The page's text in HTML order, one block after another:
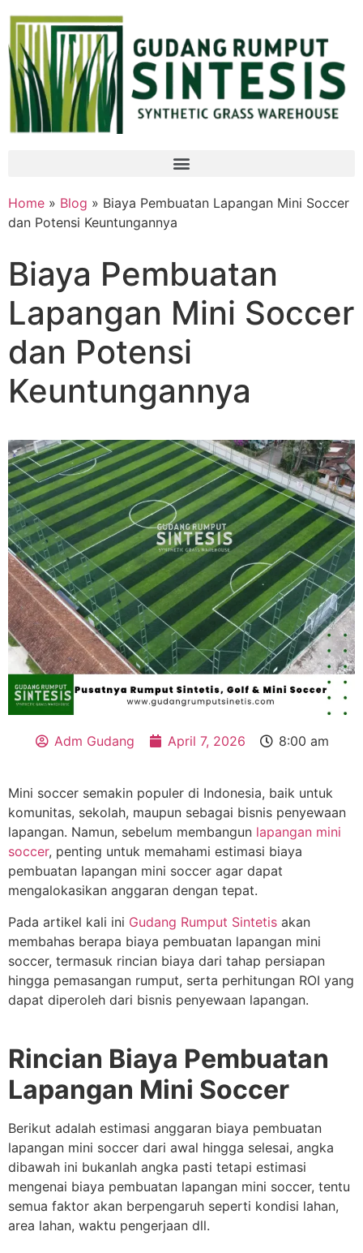
Home » Blog » Biaya Pembuatan Lapangan Mini Soccer
dan Potensi Keuntungannya
Biaya Pembuatan
Lapangan Mini Soccer
dan Potensi
Keuntungannya
Adm Gudang April 7, 2026 8:00 am
Mini soccer semakin populer di Indonesia, baik untuk
komunitas, sekolah, maupun sebagai bisnis penyewaan
lapangan. Namun, sebelum membangun lapangan mini
soccer, penting untuk memahami estimasi biaya
pembuatan lapangan mini soccer agar dapat
mengalokasikan anggaran dengan tepat.
Pada artikel kali ini Gudang Rumput Sintetis akan
membahas berapa biaya pembuatan lapangan mini
soccer, termasuk rincian biaya dari tahap persiapan
hingga pemasangan rumput, serta perhitungan ROI yang
dapat diperoleh dari bisnis penyewaan lapangan.
Rincian Biaya Pembuatan
Lapangan Mini Soccer
Berikut adalah estimasi anggaran biaya pembuatan
lapangan mini soccer dari awal hingga selesai, angka
dibawah ini bukanlah angka pasti tetapi estimasi
mengenai biaya pembuatan lapangan mini soccer, tentu
semua faktor akan berpengaruh seperti kondisi lahan,
area lahan, waktu pengerjaan dll.